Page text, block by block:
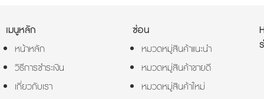
เมนูหลัก
หน้าหลัก
วิธีการชำระเงิน
เกี่ยวกับเรา
ซ่อน
หมวดหมู่สินค้าแนะนำ
หมวดหมู่สินค้าขายดี
หมวดหมู่สินค้าใหม่